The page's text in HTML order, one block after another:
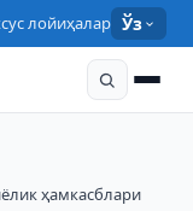
лойиҳалар Ўз
ҳамкасблари